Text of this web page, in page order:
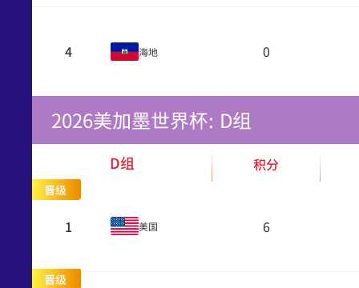
4 海地 0
2026美加墨世界杯: D组
D组 积分
1
晋级
美国 6
晋级